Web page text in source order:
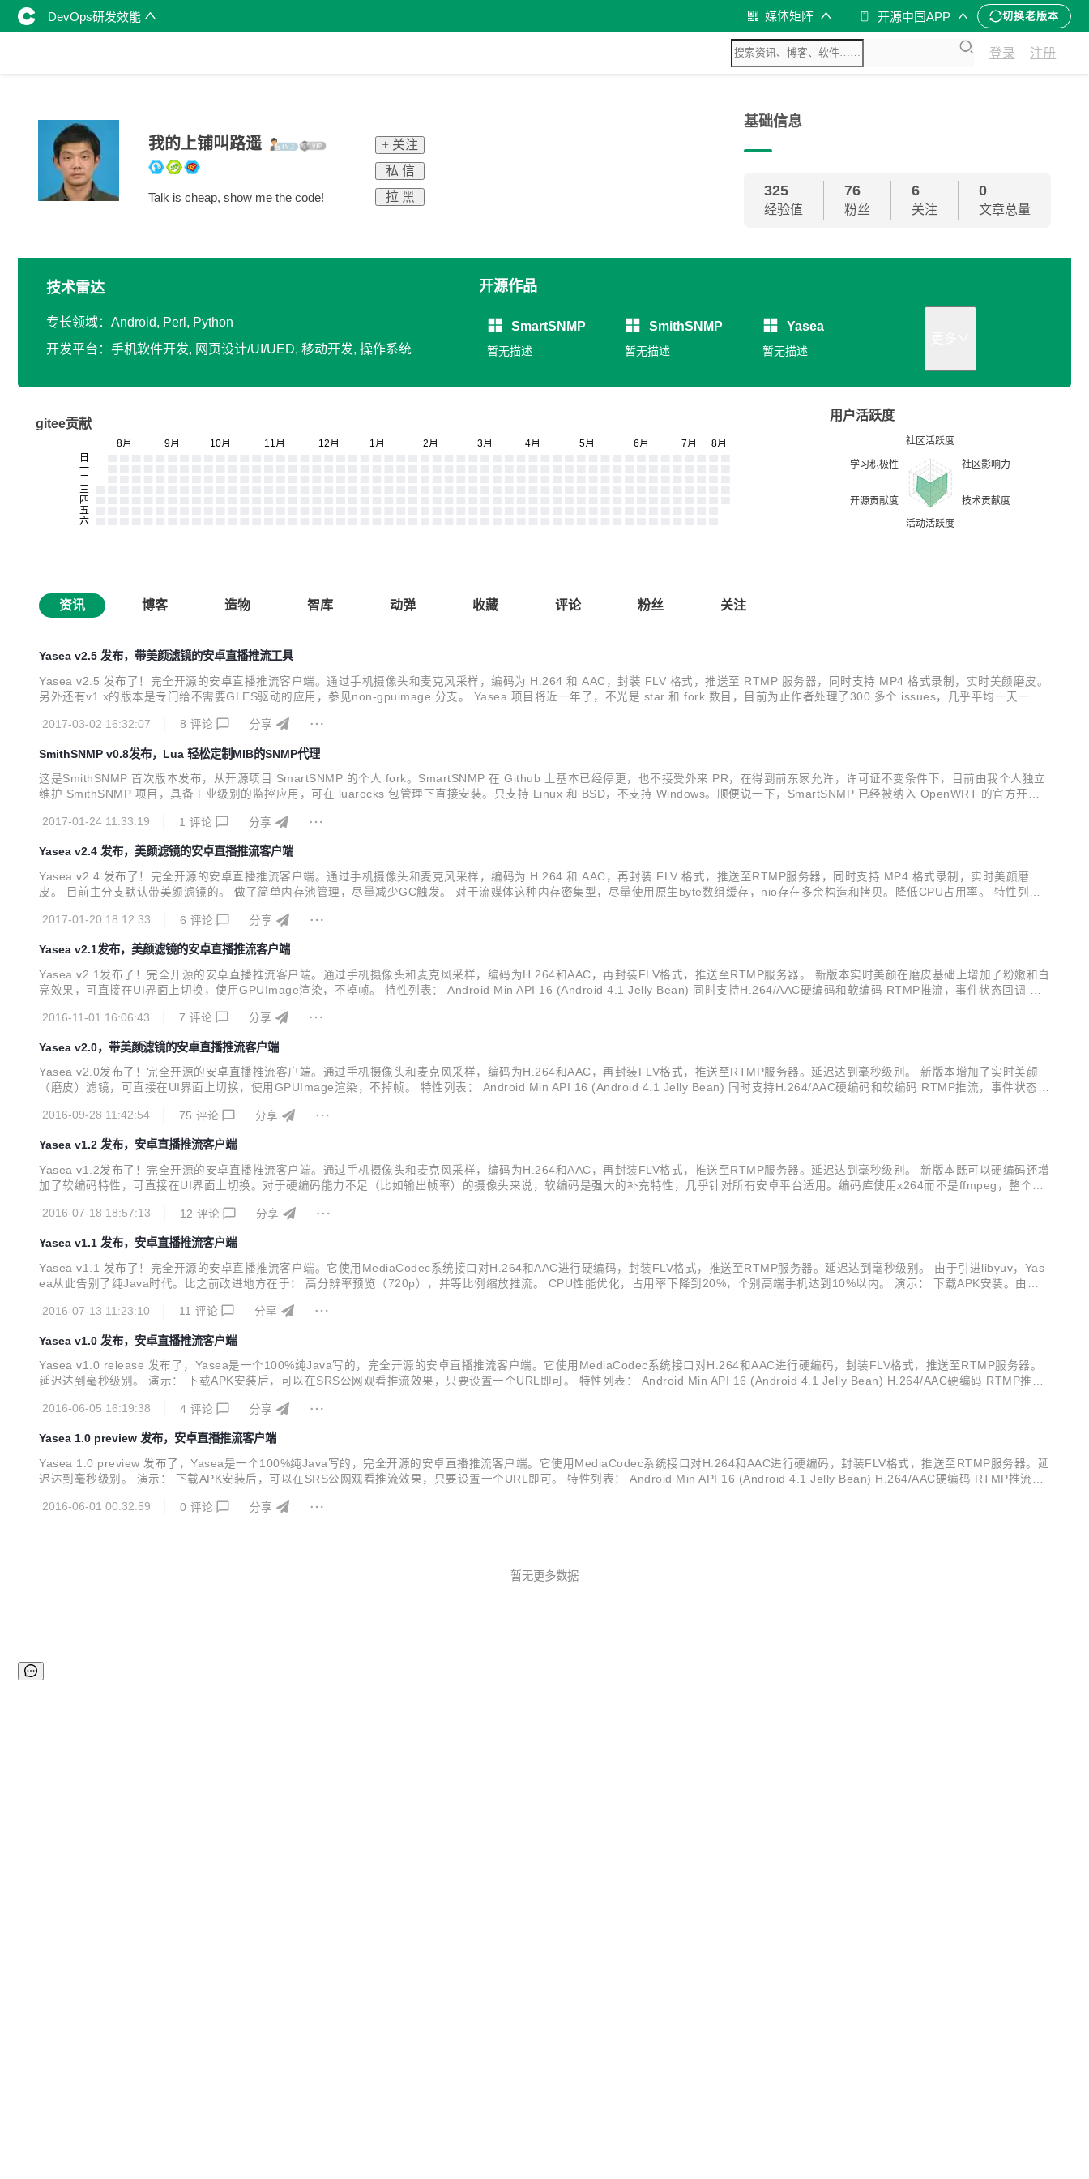
DevOps研发效能 媒体矩阵 开源中国APP 切换老版本
登录 注册
我的上铺叫路遥
Talk is cheap, show me the code!
+ 关注
私 信
拉 黑
基础信息
325
经验值
76
粉丝
6
关注
0
文章总量
技术雷达
专长领域：Android, Perl, Python
开发平台：手机软件开发, 网页设计/UI/UED, 移动开发, 操作系统
开源作品
SmartSNMP
暂无描述
SmithSNMP
暂无描述
Yasea
暂无描述
gitee贡献
用户活跃度
资讯 博客 造物 智库 动弹 收藏 评论 粉丝 关注
Yasea v2.5 发布，带美颜滤镜的安卓直播推流工具
Yasea v2.5 发布了！完全开源的安卓直播推流客户端。通过手机摄像头和麦克风采样，编码为 H.264 和 AAC，封装 FLV 格式，推送至 RTMP 服务器，同时支持 MP4 格式录制，实时美颜磨皮。
另外还有v1.x的版本是专门给不需要GLES驱动的应用，参见non-gpuimage 分支。 Yasea 项目将近一年了，不光是 star 和 fork 数目，目前为止作者处理了300 多个 issues，几乎平均一天一
2017-03-02 16:32:07
8 评论 分享
SmithSNMP v0.8发布，Lua 轻松定制MIB的SNMP代理
这是SmithSNMP 首次版本发布，从开源项目 SmartSNMP 的个人 fork。SmartSNMP 在 Github 上基本已经停更，也不接受外来 PR，在得到前东家允许，许可证不变条件下，目前由我个人独立
维护 SmithSNMP 项目，具备工业级别的监控应用，可在 luarocks 包管理下直接安装。只支持 Linux 和 BSD，不支持 Windows。顺便说一下，SmartSNMP 已经被纳入 OpenWRT 的官方开发
2017-01-24 11:33:19
1 评论 分享
Yasea v2.4 发布，美颜滤镜的安卓直播推流客户端
Yasea v2.4 发布了！完全开源的安卓直播推流客户端。通过手机摄像头和麦克风采样，编码为 H.264 和 AAC，再封装 FLV 格式，推送至RTMP服务器，同时支持 MP4 格式录制，实时美颜磨
皮。 目前主分支默认带美颜滤镜的。 做了简单内存池管理，尽量减少GC触发。 对于流媒体这种内存密集型，尽量使用原生byte数组缓存，nio存在多余构造和拷贝。降低CPU占用率。 特性列
2017-01-20 18:12:33
6 评论 分享
Yasea v2.1发布，美颜滤镜的安卓直播推流客户端
Yasea v2.1发布了！完全开源的安卓直播推流客户端。通过手机摄像头和麦克风采样，编码为H.264和AAC，再封装FLV格式，推送至RTMP服务器。 新版本实时美颜在磨皮基础上增加了粉嫩和白
亮效果，可直接在UI界面上切换，使用GPUImage渲染，不掉帧。 特性列表： Android Min API 16 (Android 4.1 Jelly Bean) 同时支持H.264/AAC硬编码和软编码 RTMP推流，事件状态回调 手
2016-11-01 16:06:43
7 评论 分享
Yasea v2.0，带美颜滤镜的安卓直播推流客户端
Yasea v2.0发布了！完全开源的安卓直播推流客户端。通过手机摄像头和麦克风采样，编码为H.264和AAC，再封装FLV格式，推送至RTMP服务器。延迟达到毫秒级别。 新版本增加了实时美颜
（磨皮）滤镜，可直接在UI界面上切换，使用GPUImage渲染，不掉帧。 特性列表： Android Min API 16 (Android 4.1 Jelly Bean) 同时支持H.264/AAC硬编码和软编码 RTMP推流，事件状态回
2016-09-28 11:42:54
75 评论 分享
Yasea v1.2 发布，安卓直播推流客户端
Yasea v1.2发布了！完全开源的安卓直播推流客户端。通过手机摄像头和麦克风采样，编码为H.264和AAC，再封装FLV格式，推送至RTMP服务器。延迟达到毫秒级别。 新版本既可以硬编码还增
加了软编码特性，可直接在UI界面上切换。对于硬编码能力不足（比如输出帧率）的摄像头来说，软编码是强大的补充特性，几乎针对所有安卓平台适用。编码库使用x264而不是ffmpeg，整个安
2016-07-18 18:57:13
12 评论 分享
Yasea v1.1 发布，安卓直播推流客户端
Yasea v1.1 发布了！完全开源的安卓直播推流客户端。它使用MediaCodec系统接口对H.264和AAC进行硬编码，封装FLV格式，推送至RTMP服务器。延迟达到毫秒级别。 由于引进libyuv，Yas
ea从此告别了纯Java时代。比之前改进地方在于： 高分辨率预览（720p），并等比例缩放推流。 CPU性能优化，占用率下降到20%，个别高端手机达到10%以内。 演示： 下载APK安装。由于S
2016-07-13 11:23:10
11 评论 分享
Yasea v1.0 发布，安卓直播推流客户端
Yasea v1.0 release 发布了，Yasea是一个100%纯Java写的，完全开源的安卓直播推流客户端。它使用MediaCodec系统接口对H.264和AAC进行硬编码，封装FLV格式，推送至RTMP服务器。
延迟达到毫秒级别。 演示： 下载APK安装后，可以在SRS公网观看推流效果，只要设置一个URL即可。 特性列表： Android Min API 16 (Android 4.1 Jelly Bean) H.264/AAC硬编码 RTMP推
2016-06-05 16:19:38
4 评论 分享
Yasea 1.0 preview 发布，安卓直播推流客户端
Yasea 1.0 preview 发布了，Yasea是一个100%纯Java写的，完全开源的安卓直播推流客户端。它使用MediaCodec系统接口对H.264和AAC进行硬编码，封装FLV格式，推送至RTMP服务器。延
迟达到毫秒级别。 演示： 下载APK安装后，可以在SRS公网观看推流效果，只要设置一个URL即可。 特性列表： Android Min API 16 (Android 4.1 Jelly Bean) H.264/AAC硬编码 RTMP推流，
2016-06-01 00:32:59
0 评论 分享
暂无更多数据